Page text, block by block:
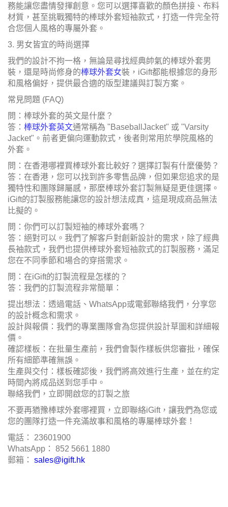
務能讓您盡情發揮創意。您可以選擇喜歡的顏色拼接、布料
材質，甚至挑戰獨特的棒球外套短袖款式，打造一件完全符
合您個人風格的專屬外套。
3. 男女皆宜的時尚選擇
我們的設計不拘一格，無論是尋找經典帥氣的棒球外套男
裝，還是時尚修身的棒球外套女裝，iGift都能根據您的身形
和風格偏好，提供最合適的版型建議與訂製方案。
常見問題 (FAQ)
問：棒球外套的英文是什麼？
答： 棒球外套英文通常稱為 "BaseballJacket" 或 "Varsity
Jacket"。前者更偏向運動款式，後者則常用於學院風格的
外套。
問：在香港哪裡買棒球外套比較好？選擇訂製有什麼優勢？
答：在香港，您可以找到許多零售品牌，但如果您追求的是
獨特性和團隊歸屬感，那麼棒球外套訂製無疑是更佳選擇。
iGift的訂製服務能讓您的設計想法成真，這是現成商品無法
比擬的。
問：你們可以訂製短袖的棒球外套嗎？
答：絕對可以。我們了解客戶對創新設計的需求，除了經典
長袖款式，我們也提供棒球外套短袖款式的訂製服務，滿足
您在不同季節和場合的穿搭需求。
問：在iGift的訂製流程是怎樣的？
答：我們的訂製流程非常簡單：
提出想法：透過電話、WhatsApp或電郵聯絡我們，分享您
的設計概念和需求。
設計與報價：我們的專業團隊會為您提供設計草圖和詳細報
價。
確認樣板：在批量生產前，我們會製作樣板供您審批，確保
所有細節準確無誤。
生產與交付：樣板確認後，我們將高效進行生產，並在約定
時間內將成品送到您手中。
聯絡我們，立即開啟您的訂製之旅
不要再猶豫棒球外套哪裡買，立即聯絡iGift，讓我們為您或
您的團隊打造一件充滿故事和風格的專屬棒球外套！
電話： 23601900
WhatsApp： 852 5661 1880
郵箱： sales@igift.hk